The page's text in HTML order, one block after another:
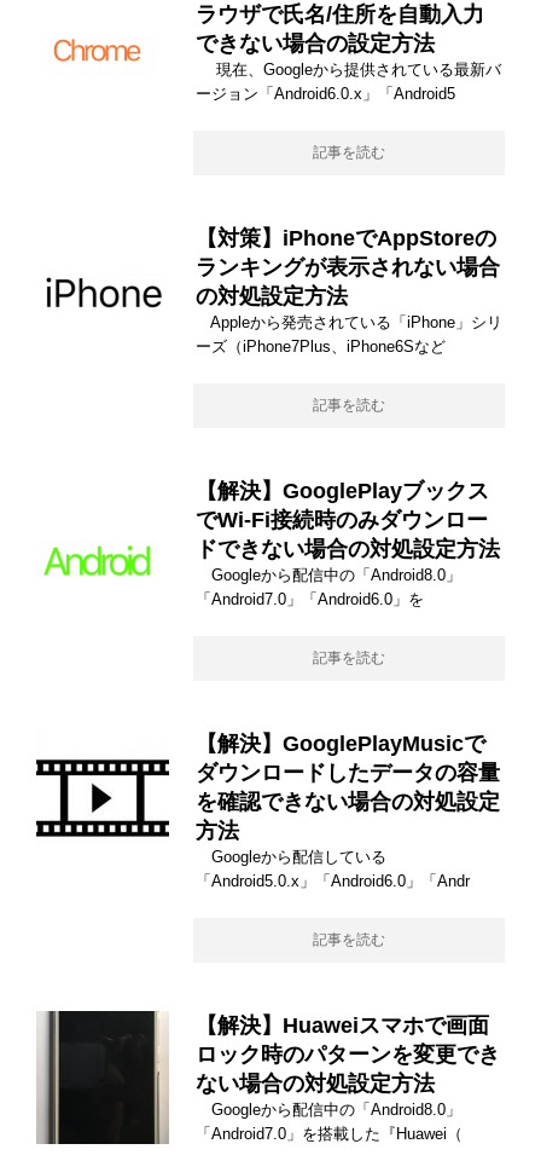
ラウザで氏名/住所を自動入力
できない場合の設定方法
現在、Googleから提供されている最新バ
ージョン「Android6.0.x」「Android5
記事を読む
【対策】iPhoneでAppStoreの
ランキングが表示されない場合
の対処設定方法
Appleから発売されている「iPhone」シリ
ーズ（iPhone7Plus、iPhone6Sなど
記事を読む
【解決】GooglePlayブックス
でWi-Fi接続時のみダウンロー
ドできない場合の対処設定方法
Googleから配信中の「Android8.0」
「Android7.0」「Android6.0」を
記事を読む
【解決】GooglePlayMusicで
ダウンロードしたデータの容量
を確認できない場合の対処設定
方法
Googleから配信している
「Android5.0.x」「Android6.0」「Andr
記事を読む
【解決】Huaweiスマホで画面
ロック時のパターンを変更でき
ない場合の対処設定方法
Googleから配信中の「Android8.0」
「Android7.0」を搭載した『Huawei（